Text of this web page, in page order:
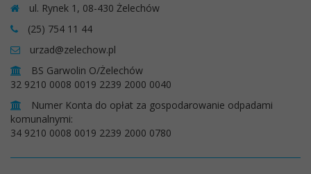
ul. Rynek 1, 08-430 Żelechów
(25) 754 11 44
urzad@zelechow.pl
BS Garwolin O/Żelechów
32 9210 0008 0019 2239 2000 0040
Numer Konta do opłat za gospodarowanie odpadami
komunalnymi:
34 9210 0008 0019 2239 2000 0780